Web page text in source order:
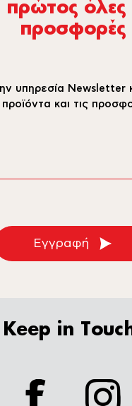
όλες
προσφορές
υπηρεσία Newsletter
προϊόντα και τις
Εγγραφή
Keep in
facebook